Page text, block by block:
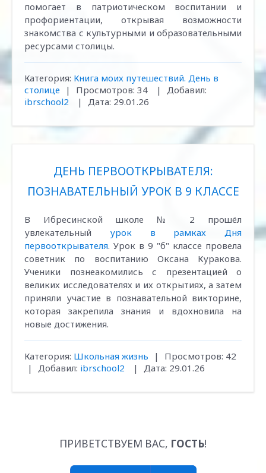
помогает в патриотическом воспитании и
профориентации, открывая возможности
знакомства с культурными и образовательными
ресурсами столицы.
Категория: Книга моих путешествий. День в
столице
| Просмотров: 34 |
Добавил:
ibrschool2
| Дата: 29.01.26
ДЕНЬ ПЕРВООТКРЫВАТЕЛЯ:
ПОЗНАВАТЕЛЬНЫЙ УРОК В 9 КЛАССЕ
В Ибресинской школе № 2 прошёл
увлекательный урок в рамках Дня
первооткрывателя. Урок в 9 "б" классе провела
советник по воспитанию Оксана Куракова.
Ученики познеакомились с презентацией о
великих исследователях и их открытиях, а затем
приняли участие в познавательной викторине,
которая закрепила знания и вдохновила на
новые достижения.
Категория: Школьная жизнь | Просмотров: 42
|
Добавил: ibrschool2 | Дата: 29.01.26
ПРИВЕТСТВУЕМ ВАС, ГОСТЬ!